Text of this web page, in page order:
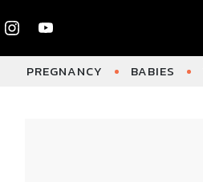
PREGNANCY BABIES